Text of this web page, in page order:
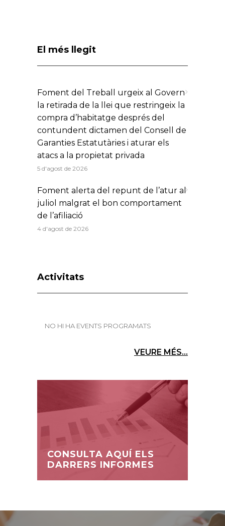
El més llegit
Foment del Treball urgeix al Govern
la retirada de la llei que restringeix la
compra d’habitatge després del
contundent dictamen del Consell de
Garanties Estatutàries i aturar els
atacs a la propietat privada
5 d'agost de 2026
Foment alerta del repunt de l’atur al
juliol malgrat el bon comportament
de l’afiliació
4 d'agost de 2026
Activitats
NO HI HA EVENTS PROGRAMATS
VEURE MÉS...
CONSULTA AQUÍ ELS
DARRERS INFORMES